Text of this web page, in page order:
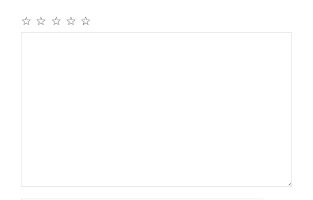
☆
☆
☆
☆
☆